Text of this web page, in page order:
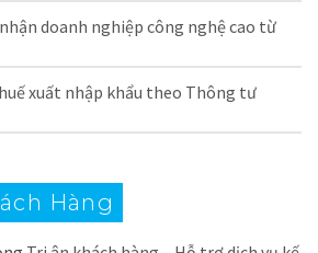
doanh nghiệp công nghệ cao từ
xuất nhập khẩu theo Thông tư
Hàng